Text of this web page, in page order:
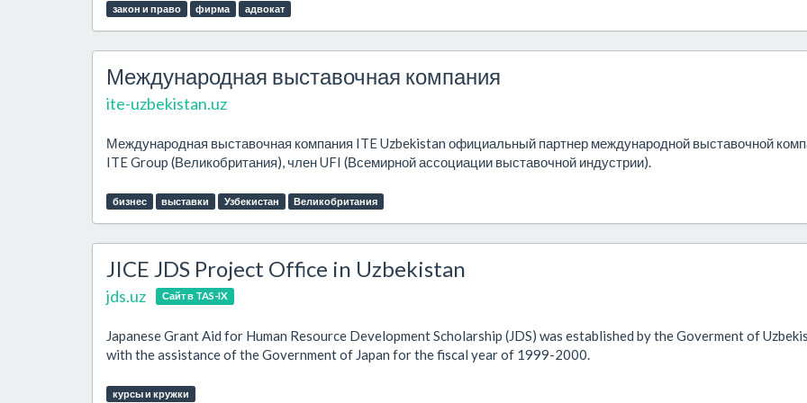
закон и право фирма адвокат
Международная выставочная компания
ite-uzbekistan.uz
Международная выставочная компания ITE Uzbekistan официальный партнер международной выставочной
ITE Group (Великобритания), член UFI (Всемирной ассоциации выставочной индустрии).
бизнес выставки Узбекистан Великобритания
JICE JDS Project Office in Uzbekistan
jds.uz Сайт в TAS-IX
Japanese Grant Aid for Human Resource Development Scholarship (JDS) was established by the Goverment of
with the assistance of the Government of Japan for the fiscal year of 1999-2000.
курсы и кружки